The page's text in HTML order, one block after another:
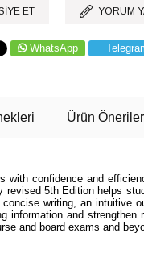
ET YORUM
WhatsApp
Ürün
with confidence and
5th Edition helps
writing, an intuitive
and strengthen
and board exams and